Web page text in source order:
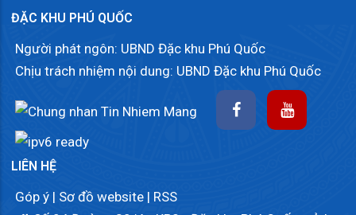
ĐẶC KHU PHÚ QUỐC
Người phát ngôn: UBND Đặc khu Phú Quốc
Chịu trách nhiệm nội dung: UBND Đặc khu Phú Quốc
LIÊN HỆ
Góp ý | Sơ đồ website | RSS